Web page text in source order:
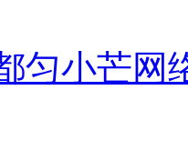
匀小芒网